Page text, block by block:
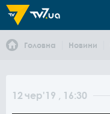
Головна Новини
12 чер'19 , 16:30